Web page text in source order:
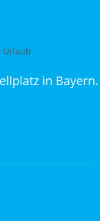
in Bayern.